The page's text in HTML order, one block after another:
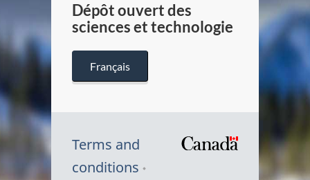
Dépôt ouvert des
sciences et technologie
Français
Terms and
conditions
Symbole